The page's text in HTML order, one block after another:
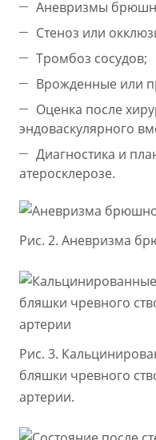
Аневризмы
Стеноз или
Тромбоз сосудов;
Врожденные или
Оценка после
эндоваскулярного
Диагностика и
атеросклерозе.
Рис. 2. Аневризма
Рис. 3.
бляшки чревного
артерии.